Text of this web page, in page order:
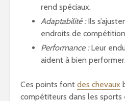
rend spéciaux.
Adaptabilité :Ils
endroits de
Performance :Leur
aident à bien performer.
Ces points font des chevaux
compétiteurs dans les sports